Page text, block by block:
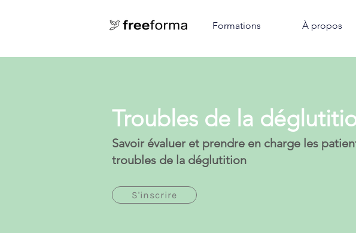
Formations À propos
Troubles de la
Savoir évaluer et prendre en charge les
troubles de la déglutition
S'inscrire